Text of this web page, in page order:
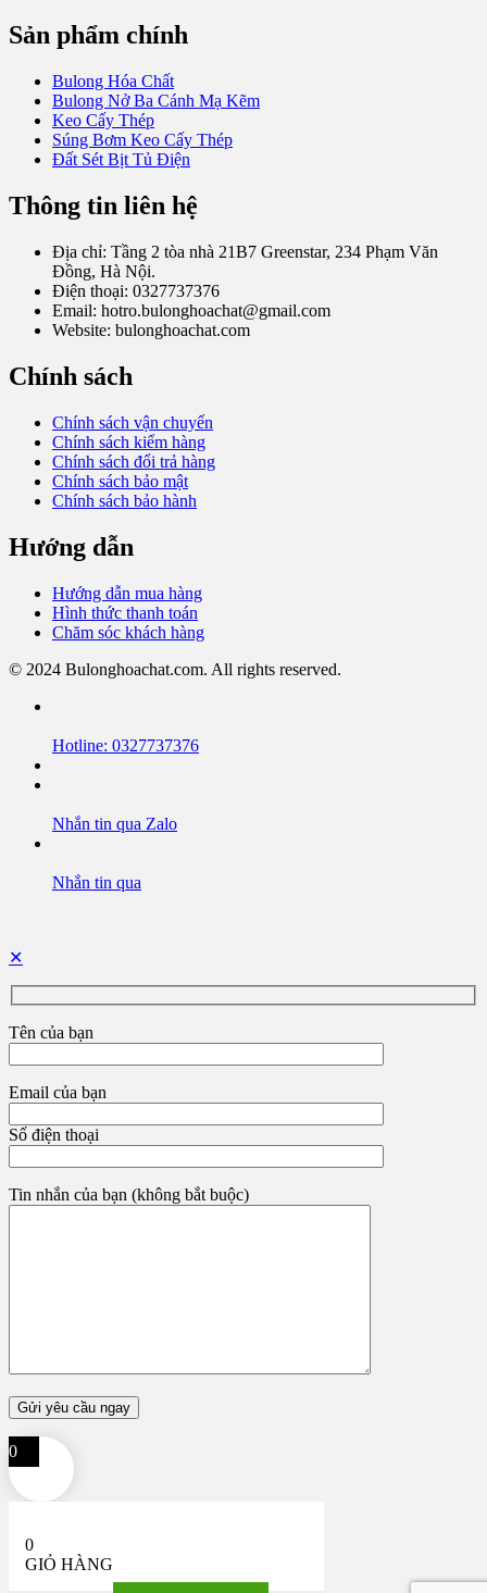
Sản phẩm chính
Bulong Hóa Chất
Bulong Nở Ba Cánh Mạ Kẽm
Keo Cấy Thép
Súng Bơm Keo Cấy Thép
Đất Sét Bịt Tủ Điện
Thông tin liên hệ
Địa chỉ: Tầng 2 tòa nhà 21B7 Greenstar, 234 Phạm Văn
Đồng, Hà Nội.
Điện thoại: 0327737376
Email: hotro.bulonghoachat@gmail.com
Website: bulonghoachat.com
Chính sách
Chính sách vận chuyển
Chính sách kiểm hàng
Chính sách đổi trả hàng
Chính sách bảo mật
Chính sách bảo hành
Hướng dẫn
Hướng dẫn mua hàng
Hình thức thanh toán
Chăm sóc khách hàng
© 2024 Bulonghoachat.com. All rights reserved.
Hotline: 0327737376
Nhắn tin qua Zalo
Nhắn tin qua
✕
Tên của bạn
Email của bạn
Số điện thoại
Tin nhắn của bạn (không bắt buộc)
0
0
GIỎ HÀNG